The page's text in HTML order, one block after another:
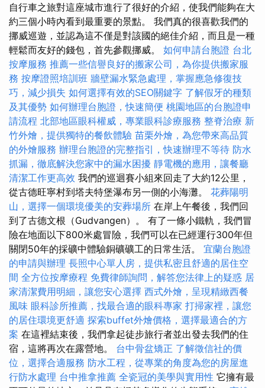
自行車之旅對這座城市進行了很好的介紹，使我們能夠在大
約三個小時內看到最重要的景點。 我們真的很喜歡我們的
挪威巡遊，並認為這不僅是對該國的絕佳介紹，而且是一種
輕鬆而友好的錢包，首先參觀挪威。 如何申請台胞證 台北
按摩服務 推薦一些信譽良好的搬家公司，為你提供搬家服
務 按摩證照培訓班 牆壁漏水緊急處理，掌握應急修復技
巧，減少損失 如何選擇有效的SEO關鍵字 了解假牙的種類
及其優勢 如何辦理台胞證，快速簡便 桃園地區的台胞證申
請流程 北部地區眼科權威，專業眼科診療服務 整脊治療 新
竹外燴，提供獨特的餐飲體驗 苗栗外燴，為您帶來高品質
的外燴服務 辦理台胞證的完整指引，快速辦理不等待 防水
抓漏，徹底解決您家中的漏水困擾 靜電機的應用，讓餐廳
清潔工作更高效 我們的巡迴賽小組來回走了大約12公里，
從古德旺寧村到塔夫特堡瀑布另一側的小海灘。 花葬陽明
山，選擇一個環境優美的安葬場所 在岸上午餐後，我們回
到了古德文根（Gudvangen）。 有了一條小鐵軌，我們冒
險在地面以下800米處冒險，我們可以在已經運行300年但
關閉50年的採礦中體驗銅礦礦工的日常生活。 宜蘭台胞證
的申請與辦理 長照中心單人房，提供私密且舒適的居住空
間 全方位按摩療程 免費律師詢問，解答您法律上的疑惑 居
家清潔費用明細，讓您安心選擇 西式外燴，呈現精緻西餐
風味 眼科診所推薦，找最合適的眼科專家 打掃家裡，讓您
的居住環境更舒適 探索buffet外燴價格，選擇最適合的方
案 在這裡結束後，我們拿起徒步旅行者並出發去我們的住
宿，這將再次在露營地。 台中骨盆矯正 了解徵信社的價
位，選擇合適服務 防水工程，從專業的角度為您的房屋進
行防水處理 台中推拿推薦 全瓷冠的美學與實用性 它擁有最